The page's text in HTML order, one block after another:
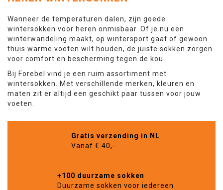
Wanneer de temperaturen dalen, zijn goede
wintersokken voor heren onmisbaar. Of je nu een
winterwandeling maakt, op wintersport gaat of gewoon
thuis warme voeten wilt houden, de juiste sokken zorgen
voor comfort en bescherming tegen de kou.
Bij Forebel vind je een ruim assortiment met
wintersokken. Met verschillende merken, kleuren en
maten zit er altijd een geschikt paar tussen voor jouw
voeten.
Gratis verzending in NL
Vanaf € 40,-
+100 duurzame sokken
Duurzame sokken voor iedereen